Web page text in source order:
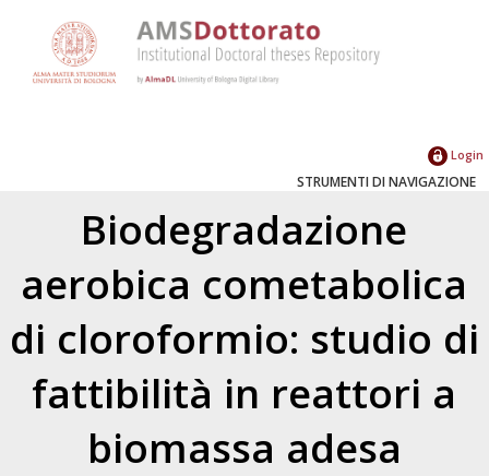
Login
STRUMENTI DI NAVIGAZIONE
Biodegradazione
aerobica cometabolica
di cloroformio: studio di
fattibilità in reattori a
biomassa adesa